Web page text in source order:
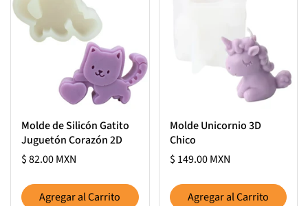
Molde de Silicón Gatito
Juguetón Corazón 2D
$ 82.00 MXN
Agregar al Carrito
Molde Unicornio 3D
Chico
$ 149.00 MXN
Agregar al Carrito